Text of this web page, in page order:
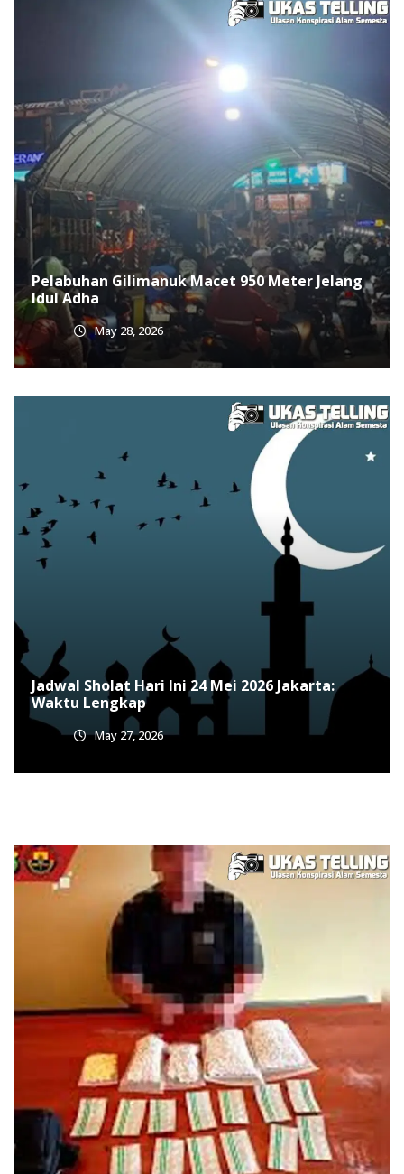
Pelabuhan Gilimanuk Macet 950 Meter Jelang
Idul Adha
May 28, 2026
Jadwal Sholat Hari Ini 24 Mei 2026 Jakarta:
Waktu Lengkap
May 27, 2026